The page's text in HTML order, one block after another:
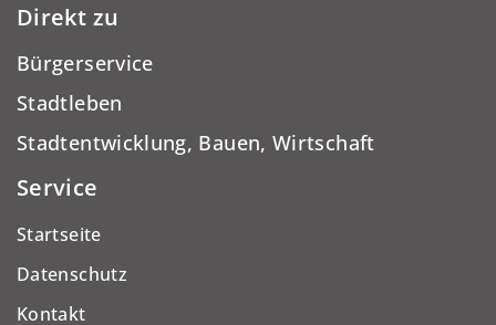
Direkt zu
Bürgerservice
Stadtleben
Stadtentwicklung, Bauen, Wirtschaft
Service
Startseite
Datenschutz
Kontakt